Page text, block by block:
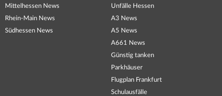
Mittelhessen News
Rhein-Main News
Südhessen News
Unfälle Hessen
A3 News
A5 News
A661 News
Günstig tanken
Parkhäuser
Flugplan Frankfurt
Schulausfälle